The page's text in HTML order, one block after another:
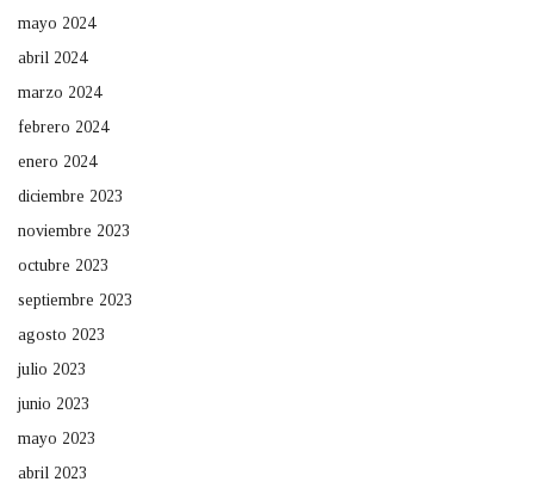
mayo 2024
abril 2024
marzo 2024
febrero 2024
enero 2024
diciembre 2023
noviembre 2023
octubre 2023
septiembre 2023
agosto 2023
julio 2023
junio 2023
mayo 2023
abril 2023